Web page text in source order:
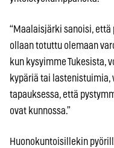
“Maalaisjärki sanoisi, että
ollaan totuttu olemaan
kun kysyimme Tukesista,
kypäriä tai lastenistuimia,
tapauksessa, että
ovat kunnossa.”
Huonokuntoisillekin